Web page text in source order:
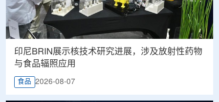
印尼BRIN展示核技术研究进展，涉及放射性药物
与食品辐照应用
食品 2026-08-07